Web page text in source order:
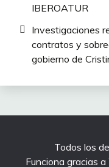
IBEROATUR
Investigaciones
contratos y
gobierno de
Todos los
Funciona gracias